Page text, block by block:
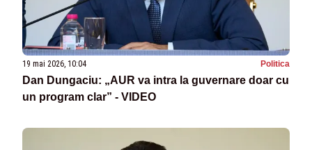
19 mai 2026, 10:04 Politica
Dan Dungaciu: „AUR va intra la guvernare doar cu
un program clar” - VIDEO